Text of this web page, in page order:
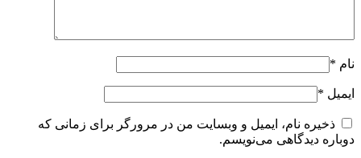
نام *
ایمیل *
ذخیره نام، ایمیل و وبسایت من در مرورگر برای زمانی که
دوباره دیدگاهی می‌نویسم.